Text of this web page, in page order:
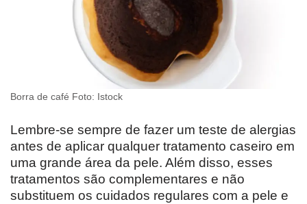
Borra de café Foto: Istock
Lembre-se sempre de fazer um teste de alergias
antes de aplicar qualquer tratamento caseiro em
uma grande área da pele. Além disso, esses
tratamentos são complementares e não
substituem os cuidados regulares com a pele e